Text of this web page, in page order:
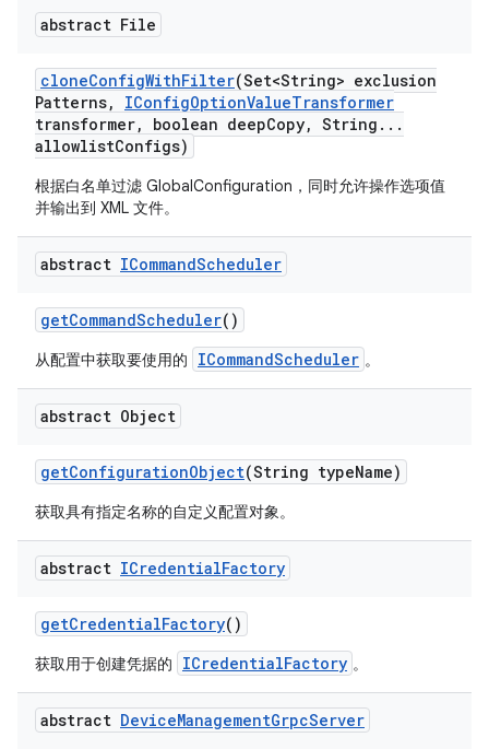
abstract File
cloneConfigWithFilter(Set<String> exclusion
Patterns, IConfigOptionValueTransformer
transformer, boolean deepCopy, String . . .
allowlistConfigs)
根据白名单过滤 GlobalConfiguration，同时允许操作选项值
并输出到 XML 文件。
abstract ICommandScheduler
getCommandScheduler()
从配置中获取要使用的 ICommandScheduler 。
abstract Object
getConfigurationObject(String typeName)
获取具有指定名称的自定义配置对象。
abstract ICredentialFactory
getCredentialFactory()
获取用于创建凭据的 ICredentialFactory 。
abstract DeviceManagementGrpcServer